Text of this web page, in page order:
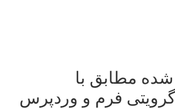
شده مطابق با
گرویتی فرم و وردپرس